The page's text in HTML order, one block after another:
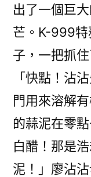
出了一個巨
芒。K-999特
子，一把抓
「快點！沾
門用來溶解
的蒜泥在零
白醋！那是
泥！」廖沾